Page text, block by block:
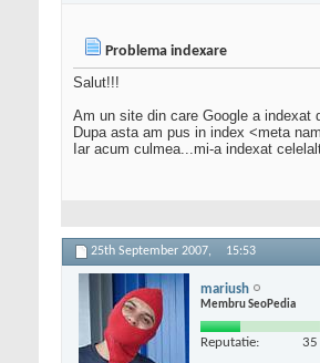
Problema indexare
Salut!!!
Am un site din care Google a indexat
Dupa asta am pus in index <meta
Iar acum culmea...mi-a indexat
25th September 2007, 15:53
mariush
Membru SeoPedia
Reputatie: 35